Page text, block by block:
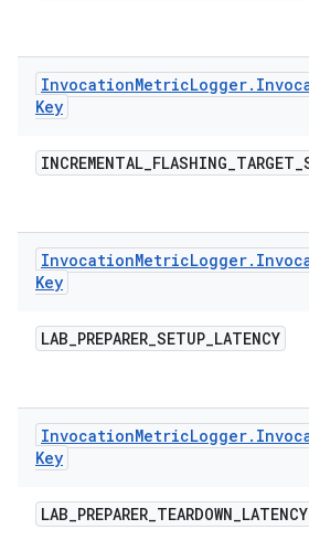
InvocationMetricLogger.
Key
INCREMENTAL_FLASHING_TARGET_
InvocationMetricLogger.
Key
LAB_PREPARER_SETUP_LATENCY
InvocationMetricLogger.
Key
LAB_PREPARER_TEARDOWN_LATENCY